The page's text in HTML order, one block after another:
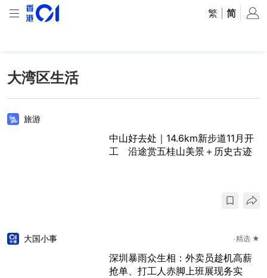
繁 简
大湾区生活
旅游
中山好去处｜14.6km新步道11月开
工 沿途赏五桂山美景＋历史古迹
大国小事 精选 ★
深圳暴雨众生相：外卖员趁机高薪
抢单、打工人赤脚上班展现务实